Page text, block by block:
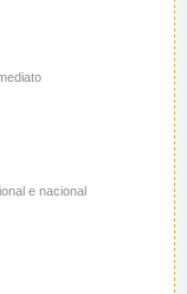
e nacional